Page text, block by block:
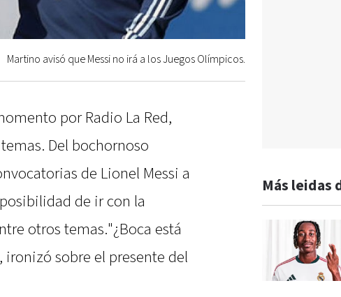
Martino avisó que Messi no irá a los Juegos Olímpicos.
por Radio La Red,
Del bochornoso
de Lionel Messi a
de ir con la
otros temas."¿Boca está
sobre el presente del
Más leidas